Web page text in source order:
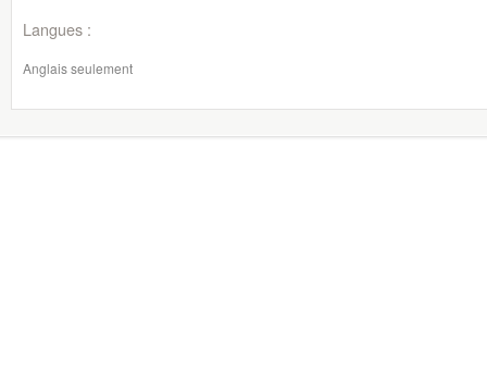
Langues :
Anglais seulement